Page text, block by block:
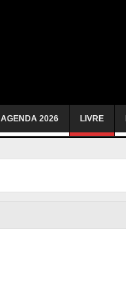
AGENDA 2026 LIVRE